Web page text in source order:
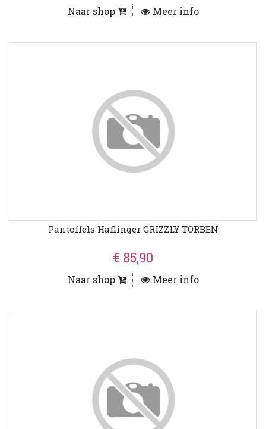
Naar shop Meer info
Pantoffels Haflinger GRIZZLY TORBEN
€ 85,90
Naar shop Meer info